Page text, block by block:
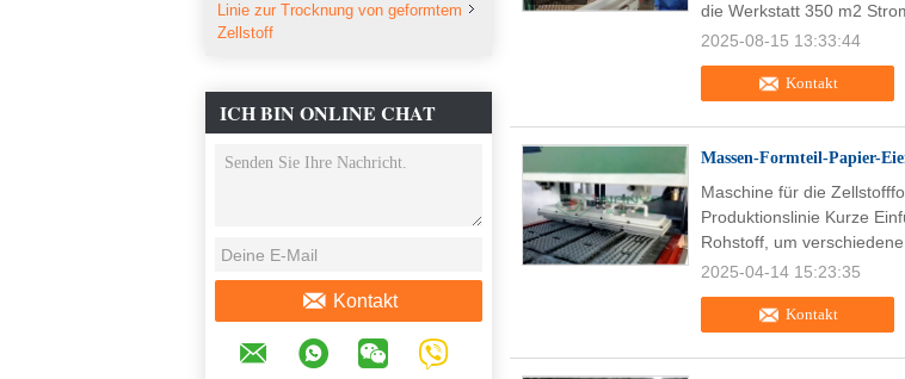
Linie zur Trocknung von geformtem
Zellstoff
ICH BIN ONLINE CHAT
JETZT
Kontakt
Kontakt
die Werkstatt 350 m2
2025-08-15 13:33:44
Massen-Formteil-Papier-
Kontakt
Maschine für die
Produktionslinie Kurze
Rohstoff, um
2025-04-14 15:23:35